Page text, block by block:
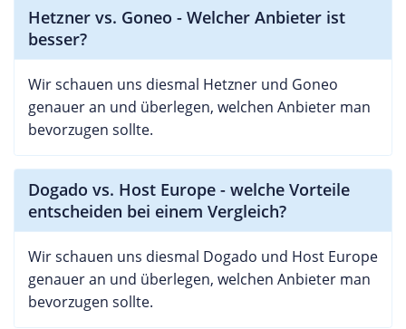
Hetzner vs. Goneo - Welcher Anbieter ist
besser?
Wir schauen uns diesmal Hetzner und Goneo
genauer an und überlegen, welchen Anbieter man
bevorzugen sollte.
Dogado vs. Host Europe - welche Vorteile
entscheiden bei einem Vergleich?
Wir schauen uns diesmal Dogado und Host Europe
genauer an und überlegen, welchen Anbieter man
bevorzugen sollte.